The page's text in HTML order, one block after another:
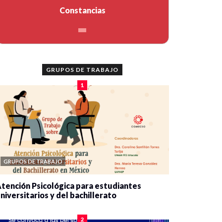
Constancias
GRUPOS DE TRABAJO
1
GRUPOS DE TRABAJO
Psicológica para estudiantes
y del bachillerato
2